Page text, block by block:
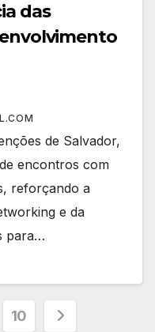
das
de Salvador,
encontros com
reforçando a
e da
para…
10